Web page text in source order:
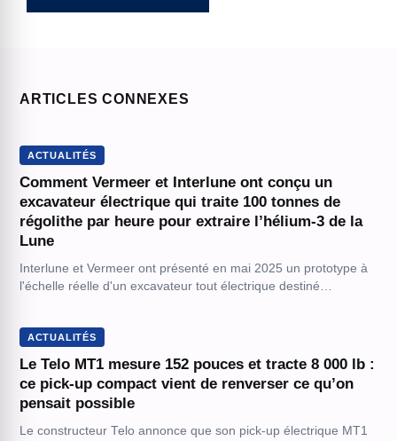
ARTICLES CONNEXES
ACTUALITÉS
Comment Vermeer et Interlune ont conçu un
excavateur électrique qui traite 100 tonnes de
régolithe par heure pour extraire l’hélium-3 de la
Lune
Interlune et Vermeer ont présenté en mai 2025 un prototype à
l'échelle réelle d'un excavateur tout électrique destiné…
ACTUALITÉS
Le Telo MT1 mesure 152 pouces et tracte 8 000 lb :
ce pick-up compact vient de renverser ce qu’on
pensait possible
Le constructeur Telo annonce que son pick-up électrique MT1